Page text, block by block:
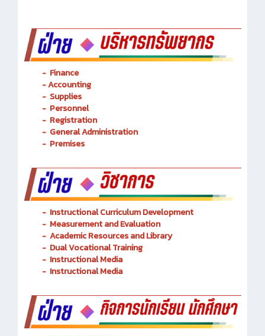
- Finance
- Accounting
- Supplies
- Personnel
- Registration
- General Administration
- Instructional Curriculum Development
- Measurement and Evaluation
- Academic Resources and Library
- Dual Vocational Training
- Instructional Media